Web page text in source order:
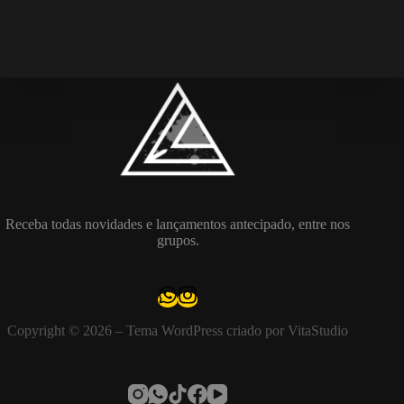
Receba todas novidades e lançamentos antecipado, entre nos
grupos.
Copyright © 2026 – Tema WordPress criado por VitaStudio